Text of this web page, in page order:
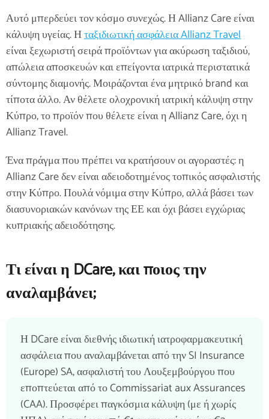
Αυτό μπερδεύει τον κόσμο συνεχώς. Η Allianz Care είναι
κάλυψη υγείας. Ηταξιδιωτική ασφάλεια Allianz Travel
είναι ξεχωριστή σειρά προϊόντων για ακύρωση ταξιδιού,
απώλεια αποσκευών και επείγοντα ιατρικά περιστατικά
σύντομης διαμονής. Μοιράζονται ένα μητρικό brand και
τίποτα άλλο. Αν θέλετε ολοχρονική ιατρική κάλυψη στην
Κύπρο, το προϊόν που θέλετε είναι η Allianz Care, όχι η
Allianz Travel.
Ένα πράγμα που πρέπει να κρατήσουν οι αγοραστές: η
Allianz Care δεν είναι αδειοδοτημένος τοπικός ασφαλιστής
στην Κύπρο. Πουλά νόμιμα στην Κύπρο, αλλά βάσει των
διασυνοριακών κανόνων της ΕΕ και όχι βάσει εγχώριας
κυπριακής αδειοδότησης.
Τι είναι η DCare, και ποιος την
αναλαμβάνει;
Η DCare είναι διεθνής ιδιωτική ιατροφαρμακευτική
ασφάλεια που αναλαμβάνεται από την SI Insurance
(Europe) SA, ασφαλιστή του Λουξεμβούργου που
εποπτεύεται από το Commissariat aux Assurances
(CAA). Προσφέρει παγκόσμια κάλυψη (με ή χωρίς